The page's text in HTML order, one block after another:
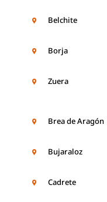
Belchite
Borja
Zuera
Brea de Aragón
Bujaraloz
Cadrete